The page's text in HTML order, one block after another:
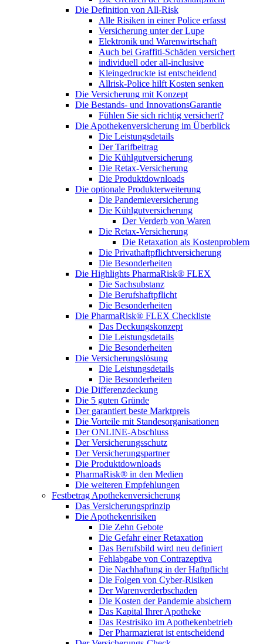
Die Definition von All-Risk
Alle Risiken in einer Police erfasst
Versicherung unter der Lupe
Elektronik und Warenwirtschaft
Auch bei Graffiti-Schäden versichert
individuell oder all-inclusive
Kleingedruckte ist entscheidend
Allrisk-Police hilft Kosten senken
Die Versicherung mit Konzept
Die Bestands- und InnovationsGarantie
Fühlen Sie sich richtig versichert?
Die Apothekenversicherung im Überblick
Die Leistungsdetails
Der Tarifbeitrag
Die Kühlgutversicherung
Die Retax-Versicherung
Die Produktdownloads
Die optionale Produkterweiterung
Die Pandemieversicherung
Die Kühlgutversicherung
Der Verderb von Waren
Die Retax-Versicherung
Die Retaxation als Kostenproblem
Die Privathaftpflichtversicherung
Die Besonderheiten
Die Highlights PharmaRisk® FLEX
Die Sachsubstanz
Die Berufshaftpflicht
Die Besonderheiten
Die PharmaRisk® FLEX Checkliste
Das Deckungskonzept
Die Leistungsdetails
Die Besonderheiten
Die Versicherungslösung
Die Leistungsdetails
Die Besonderheiten
Die Differenzdeckung
Die 5 guten Gründe
Der garantiert beste Marktpreis
Die Vorteile mit Standesorganisationen
Der ONLINE-Abschluss
Der Versicherungsschutz
Der Versicherungspartner
Die Produktdownloads
PharmaRisk® in den Medien
Die weiteren Empfehlungen
Festbetrag Apothekenversicherung
Das Versicherungsprinzip
Die Apothekenrisiken
Die Zehn Gebote
Die Gefahr einer Retaxation
Das Berufsbild wird neu definiert
Fehlabgabe von Contrazeptiva
Die Nachhaftung in der Haftpflicht
Die Folgen von Cyber-Risiken
Der Warenverderbschaden
Die Kosten der Pandemie absichern
Das Kapital Ihrer Apotheke
Das Restrisiko im Apothekenbetrieb
Der Pharmazierat ist entscheidend